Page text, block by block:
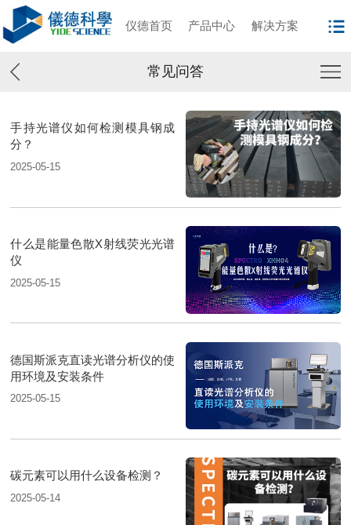
仪德首页 产品中心 解决方案
常见问答
手持光谱仪如何检测模具钢成
分？
2025-05-15
什么是能量色散X射线荧光光谱
仪
2025-05-15
德国斯派克直读光谱分析仪的使
用环境及安装条件
2025-05-15
碳元素可以用什么设备检测？
2025-05-14